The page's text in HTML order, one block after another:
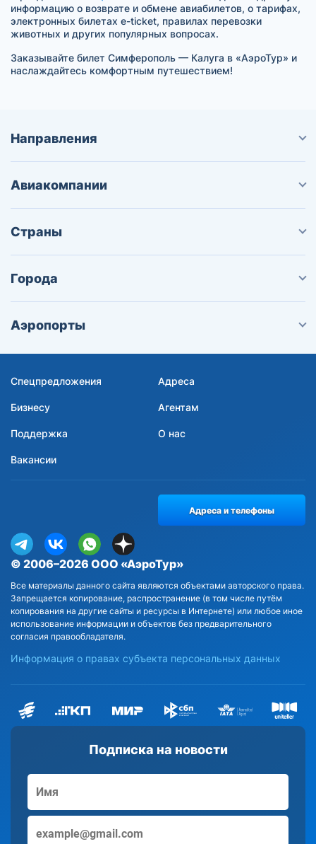
информацию о возврате и обмене авиабилетов, о тарифах,
электронных билетах e-ticket, правилах перевозки
животных и других популярных вопросах.
Заказывайте билет Симферополь — Калуга в «АэроТур» и
наслаждайтесь комфортным путешествием!
Направления
Авиакомпании
Страны
Города
Аэропорты
Спецпредложения Адреса
Бизнесу Агентам
Поддержка О нас
Вакансии
Подписка на новости
© 2006–2026 ООО «АэроТур»
Все материалы данного сайта являются объектами авторского права.
Запрещается копирование, распространение (в том числе путём
копирования на другие сайты и ресурсы в Интернете) или любое иное
использование информации и объектов без предварительного
согласия правообладателя.
Информация о правах субъекта персональных данных
Адреса и телефоны